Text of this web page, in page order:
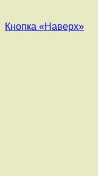
Кнопка «Наверх»